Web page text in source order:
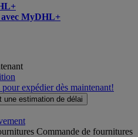
avec MyDHL+
expédier dès maintenant!
une estimation de délai
Commande de fournitures